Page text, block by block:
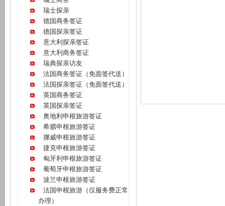
瑞士探亲
德国商务签证
德国探亲签证
意大利探亲签证
意大利商务签证
瑞典探亲访友
法国商务签证（免面签代送）
法国探亲签证（免面签代送）
英国商务签证
英国探亲签证
奥地利申根旅游签证
希腊申根旅游签证
挪威申根旅游签证
捷克申根旅游签证
匈牙利申根旅游签证
葡萄牙申根旅游签证
波兰申根旅游签证
法国申根旅游（仅服务费正常
办理）